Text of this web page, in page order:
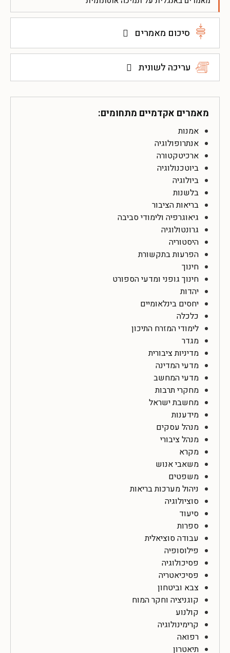
סיכום מאמרים
עריכה לשונית
מאמרים אקדמיים מתחומים:
אמנות
אנתרופולוגיה
ארכיטקטורה
ביוטכנולוגיה
ביולוגיה
בלשנות
בריאות הציבור
גיאוגרפיה ולימודי סביבה
גרונטולוגיה
היסטוריה
הפרעות בתקשורת
חינוך
חינוך גופני ומדעי הספורט
יהדות
יחסים בינלאומיים
כלכלה
לימודי המזרח התיכון
מגדר
מדיניות ציבורית
מדעי המדינה
מדעי המחשב
מחקרי תרבות
מחשבת ישראל
מידענות
מנהל עסקים
מנהל ציבורי
מקרא
משאבי אנוש
משפטים
ניהול מערכות בריאות
סוציולוגיה
סיעוד
ספרות
עבודה סוציאלית
פילוסופיה
פסיכולוגיה
פסיכיאטריה
צבא וביטחון
קוגניציה וחקר המוח
קולנוע
קרימינולוגיה
רפואה
תיאטרון